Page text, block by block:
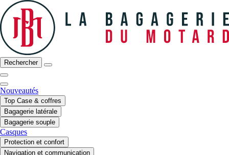
Rechercher
Nouveautés
Top Case & coffres
Bagagerie latérale
Bagagerie souple
Casques
Protection et confort
Navigation et communication